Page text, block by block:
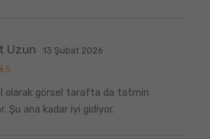
Uzun 13 Şubat 2026
olarak görsel tarafta da tatmin
Şu ana kadar iyi gidiyor.